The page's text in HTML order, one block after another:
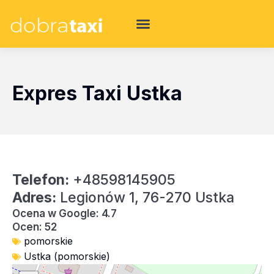
Expres Taxi Ustka
Telefon: +48598145905
Adres: Legionów 1, 76-270 Ustka
Ocena w Google: 4.7
Ocen: 52
pomorskie
Ustka (pomorskie)